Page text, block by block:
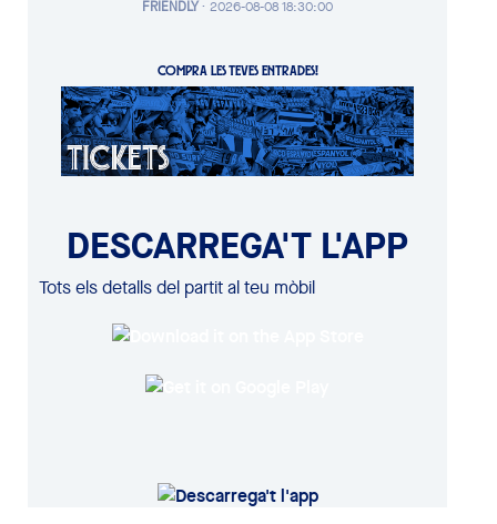
FRIENDLY· 2026-08-08 18:30:00
COMPRA LES TEVES ENTRADES!
DESCARREGA'T L'APP
Tots els detalls del partit al teu mòbil